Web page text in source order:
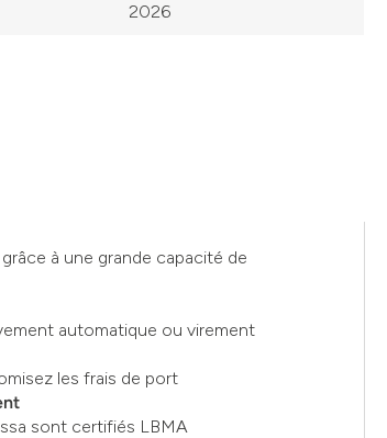
2026
à une grande capacité de
automatique ou virement
les frais de port
sont certifiés LBMA